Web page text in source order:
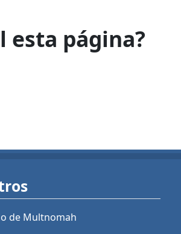
esta página?
de Multnomah